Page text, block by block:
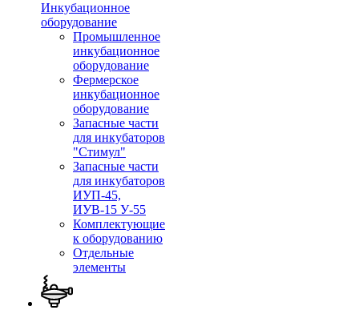
Инкубационное
оборудование
Промышленное
инкубационное
оборудование
Фермерское
инкубационное
оборудование
Запасные части
для инкубаторов
"Стимул"
Запасные части
для инкубаторов
ИУП-45,
ИУВ-15 У-55
Комплектующие
к оборудованию
Отдельные
элементы